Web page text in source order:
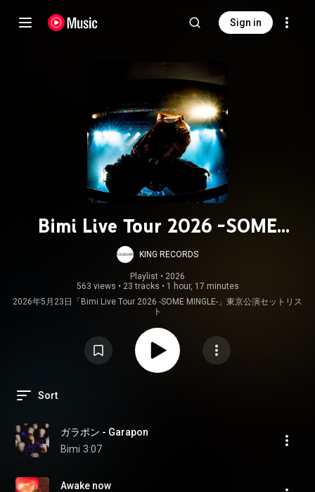
Sign in
Bimi Live Tour 2026 -SOME
MINGLE-セットリスト
KING RECORDS
Playlist • 2026
563 views • 23 tracks • 1 hour, 17 minutes
2026年5月23日「Bimi Live Tour 2026 -SOME MINGLE-」東京公演セットリス
ト
Sort
ガラポン - Garapon
Bimi 3:07
Awake now